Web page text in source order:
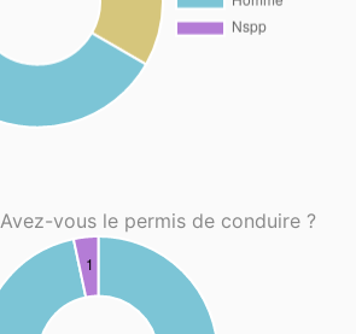
Avez-vous le permis de conduire ?